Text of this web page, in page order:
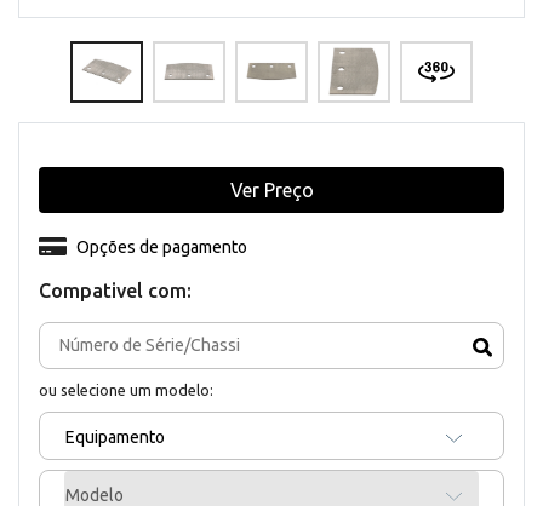
Compativel com:
ou selecione um modelo:
Equipamento
Modelo
Opções de pagamento
Ver Preço